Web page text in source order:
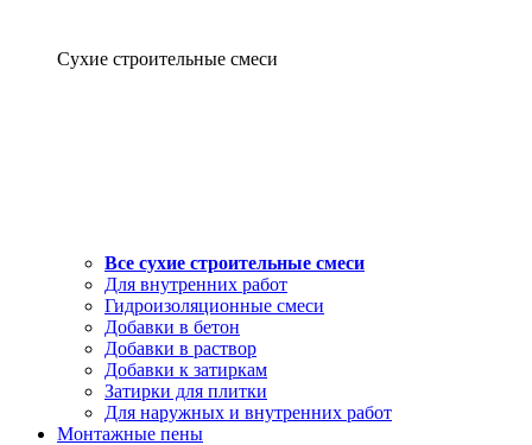
Сухие строительные смеси
Все сухие строительные смеси
Для внутренних работ
Гидроизоляционные смеси
Добавки в бетон
Добавки в раствор
Добавки к затиркам
Затирки для плитки
Для наружных и внутренних работ
Монтажные пены